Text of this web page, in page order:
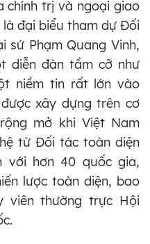
chính trị và ngoại giao
đại biểu tham dự Đối
sứ Phạm Quang Vinh,
diễn đàn tầm cỡ như
niềm tin rất lớn vào
xây dựng trên cơ
mở khi Việt Nam
từ Đối tác toàn diện
với hơn 40 quốc gia,
lược toàn diện, bao
viên thường trực Hội